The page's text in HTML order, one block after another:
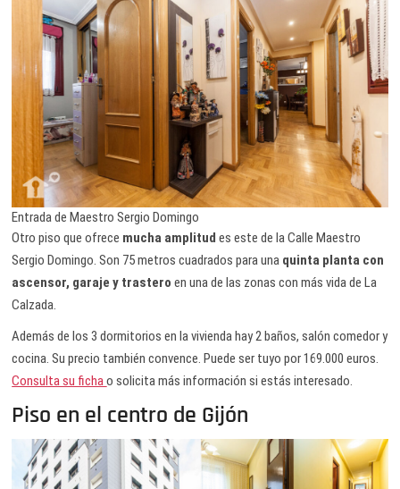
Entrada de Maestro Sergio Domingo
Otro piso que ofrece mucha amplitud es este de la Calle Maestro
Sergio Domingo. Son 75 metros cuadrados para una quinta planta con
ascensor, garaje y trasteroen una de las zonas con más vida de La
Calzada.
Además de los 3 dormitorios en la vivienda hay 2 baños, salón comedor y
cocina. Su precio también convence. Puede ser tuyo por 169.000 euros.
Consulta su fichao solicita más información si estás interesado.
Piso en el centro de Gijón